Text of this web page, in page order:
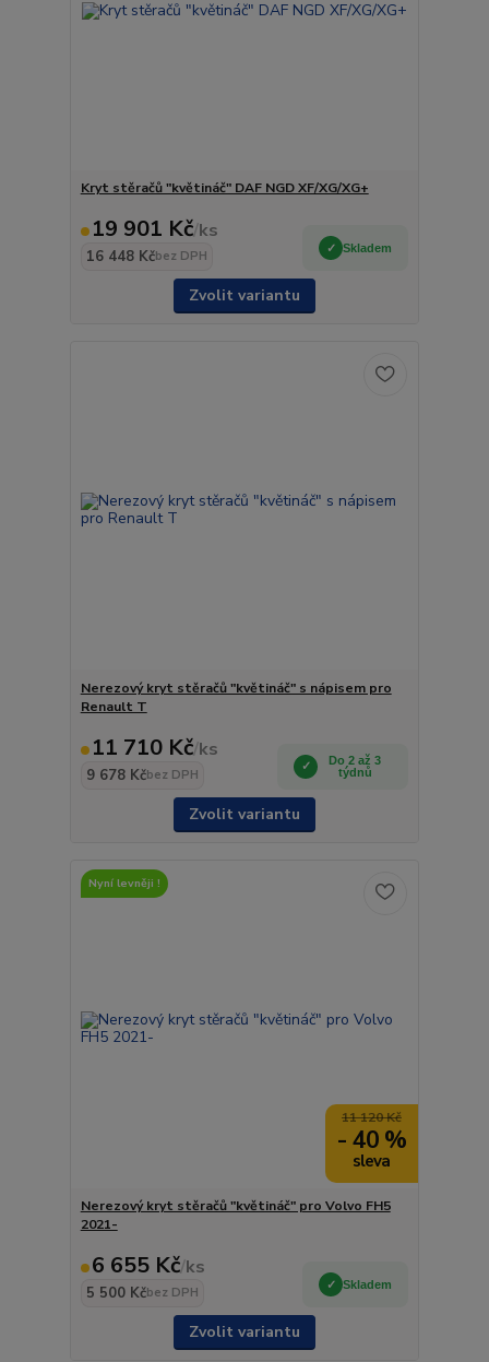
Kryt stěračů "květináč" DAF NGD XF/XG/XG+
19 901 Kč/ks
16 448 Kčbez DPH
Skladem
Zvolit variantu
Nerezový kryt stěračů "květináč" s nápisem pro
Renault T
11 710 Kč/ks
9 678 Kčbez DPH
Do 2 až 3
týdnů
Zvolit variantu
Nyní levněji !
11 120 Kč
- 40 %
Nerezový kryt stěračů "květináč" pro Volvo FH5
2021-
6 655 Kč/ks
5 500 Kčbez DPH
Skladem
Zvolit variantu